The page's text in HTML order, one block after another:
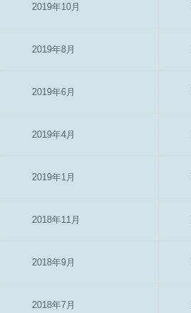
2019年10月
2019年8月
2019年6月
2019年4月
2019年1月
2018年11月
2018年9月
2018年7月